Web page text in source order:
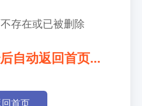
存在或已被删除
自动返回首页...
回首页